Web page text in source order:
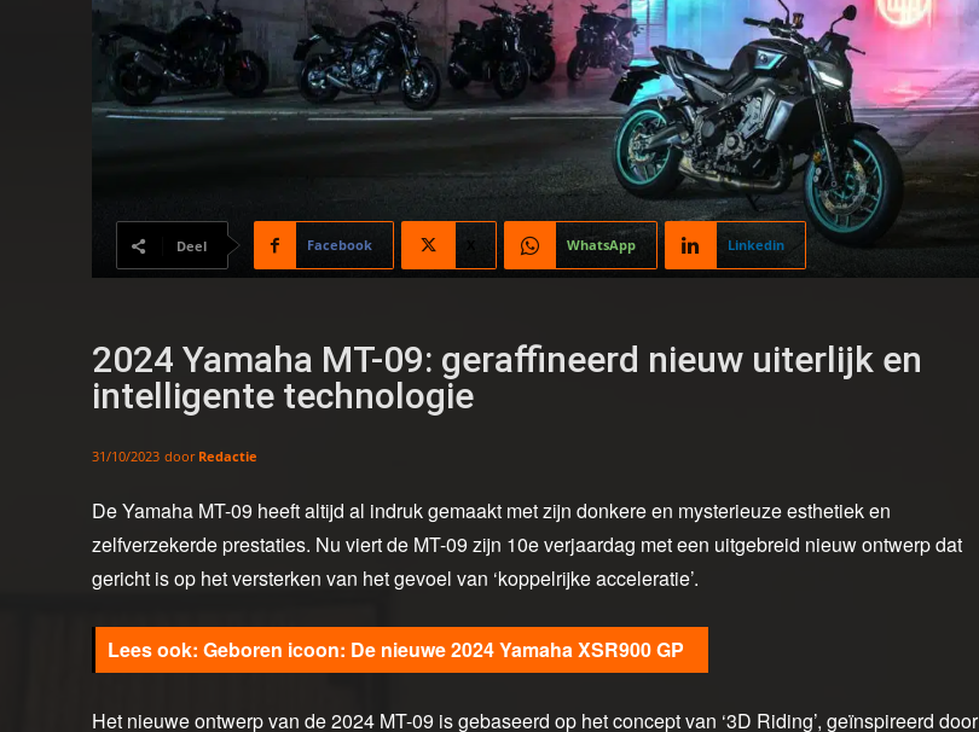
Deel Facebook WhatsApp Linkedin
2024 Yamaha MT-09: geraffineerd nieuw uiterlijk en
intelligente technologie
31/10/2023 door Redactie
De Yamaha MT-09 heeft altijd al indruk gemaakt met zijn donkere en mysterieuze esthetiek en
zelfverzekerde prestaties. Nu viert de MT-09 zijn 10e verjaardag met een uitgebreid nieuw ontwerp dat
gericht is op het versterken van het gevoel van ‘koppelrijke acceleratie’.
Geboren icoon: De nieuwe 2024 Yamaha XSR900 GP
Het nieuwe ontwerp van de 2024 MT-09 is gebaseerd op het concept van ‘3D Riding’, geïnspireerd door